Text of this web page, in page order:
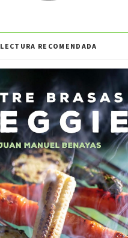
LECTURA RECOMENDADA